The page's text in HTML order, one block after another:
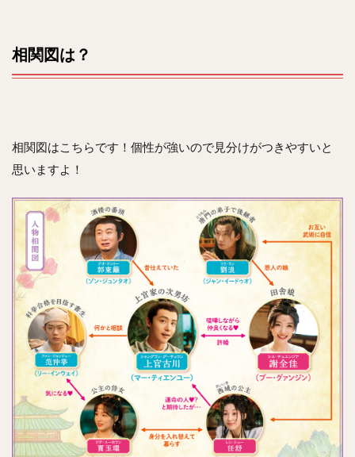
相関図は？
相関図はこちらです！個性が強いので見分けがつきやすいと
思いますよ！